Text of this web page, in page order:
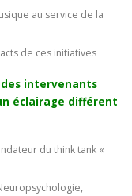
au service de la
de ces initiatives
intervenants
éclairage différent
du think tank «